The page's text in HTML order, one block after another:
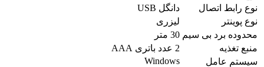
نوع رابط اتصال
دانگل USB
نوع پوینتر
لیزری
محدوده برد بی‌ سیم 30 متر
منبع تغذیه
2 عدد باتری AAA
سیستم عامل
Windows